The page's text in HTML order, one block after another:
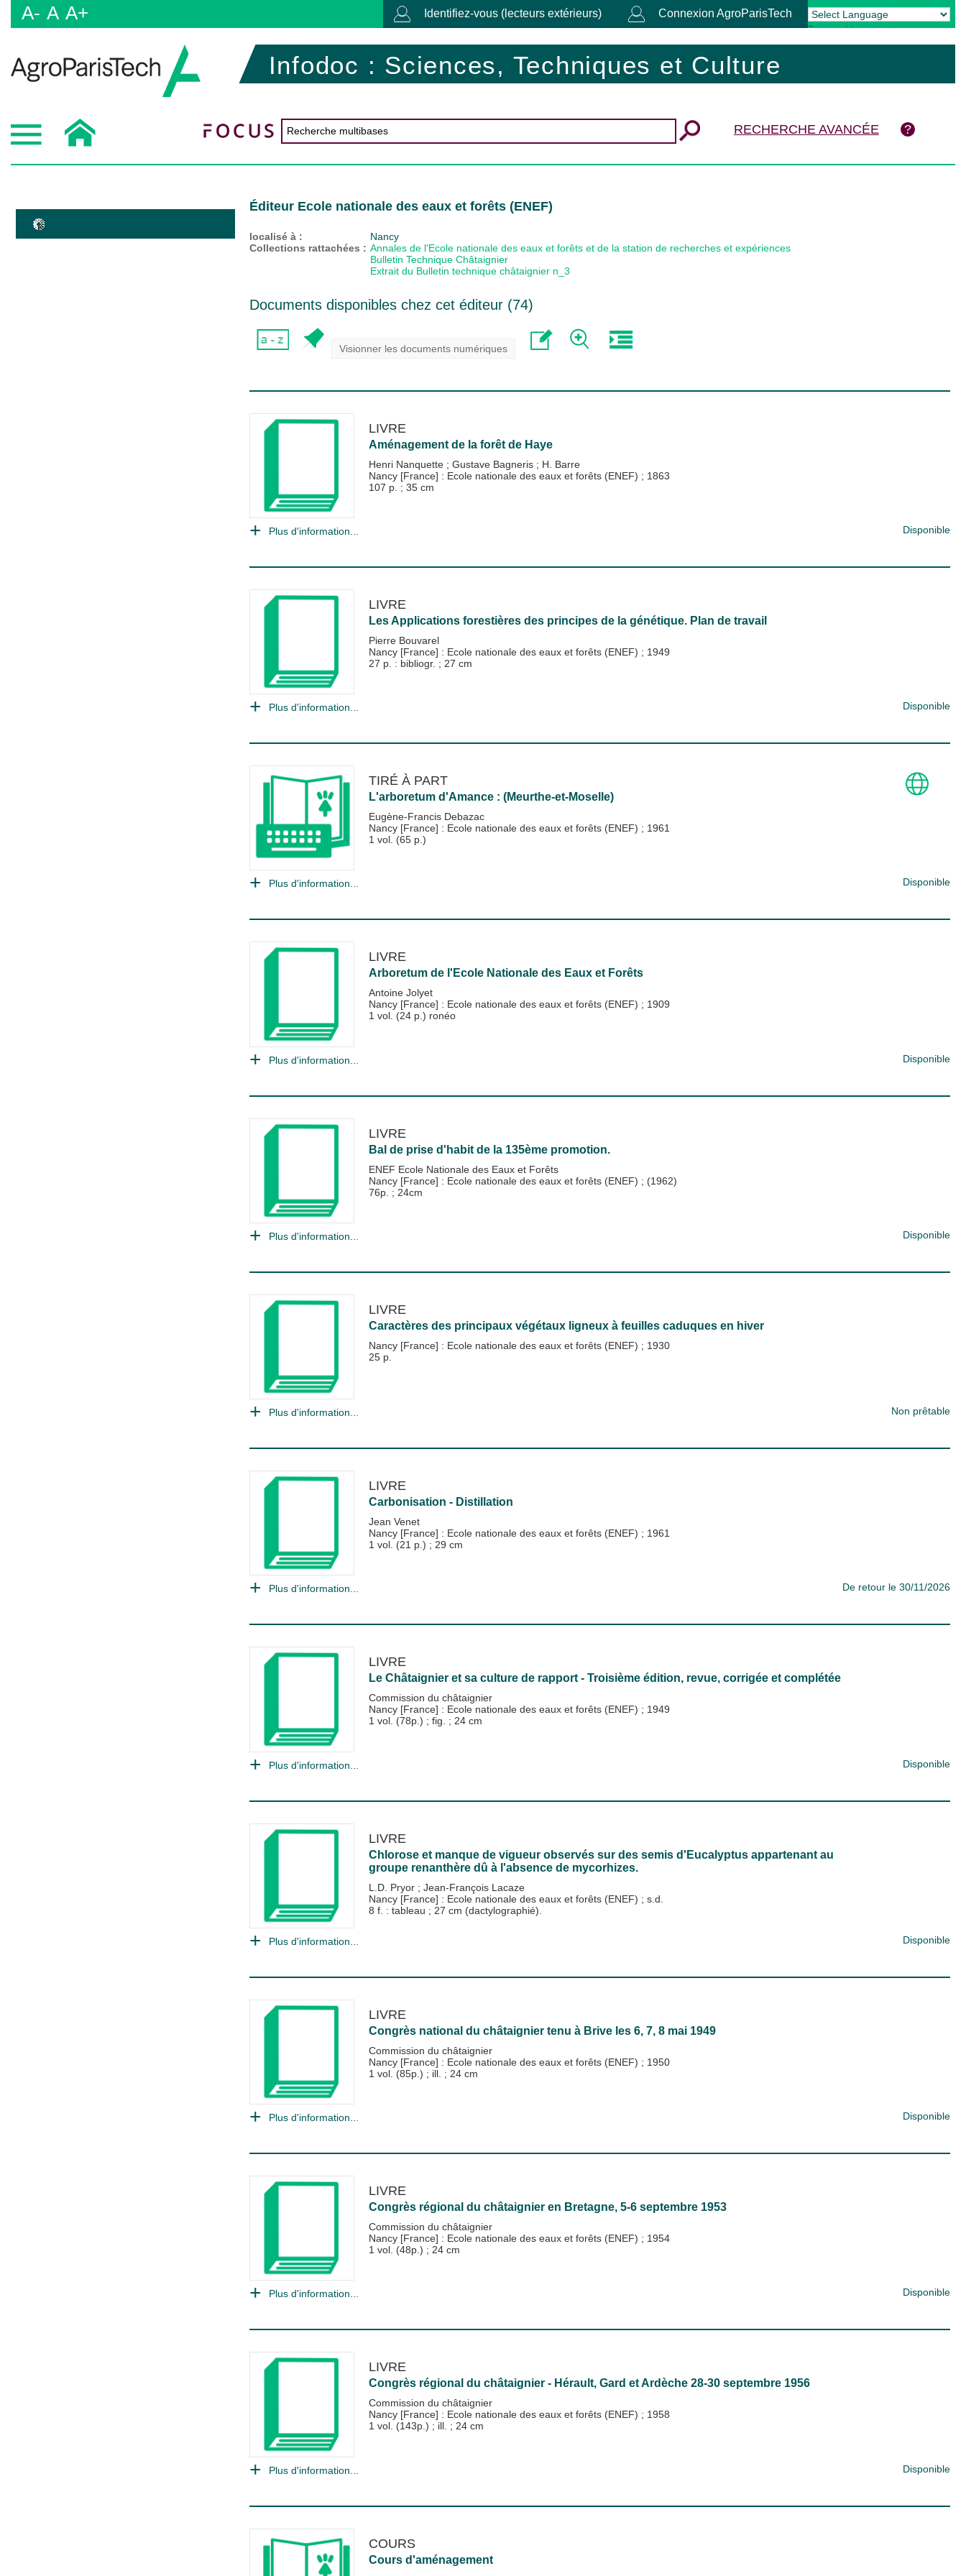
A- A A+ Identifiez-vous (lecteurs extérieurs) Connexion AgroParisTech
Powered by Translate
Infodoc : Sciences, Techniques et Culture
RECHERCHE AVANCÉE
Éditeur Ecole nationale des eaux et forêts (ENEF)
localisé à :
Nancy
Collections rattachées : Annales de l'Ecole nationale des eaux et forêts et de la station de recherches et expériences
Bulletin Technique Châtaignier
Extrait du Bulletin technique châtaignier n_3
Documents disponibles chez cet éditeur (74)
Visionner les documents numériques
LIVRE
Aménagement de la forêt de Haye
Henri Nanquette ; Gustave Bagneris ; H. Barre
Nancy [France] : Ecole nationale des eaux et forêts (ENEF) ; 1863
107 p. ; 35 cm
Plus d'information... Disponible
LIVRE
Les Applications forestières des principes de la génétique. Plan de travail
Pierre Bouvarel
Nancy [France] : Ecole nationale des eaux et forêts (ENEF) ; 1949
27 p. : bibliogr. ; 27 cm
Plus d'information... Disponible
TIRÉ À PART
L'arboretum d'Amance : (Meurthe-et-Moselle)
Eugène-Francis Debazac
Nancy [France] : Ecole nationale des eaux et forêts (ENEF) ; 1961
1 vol. (65 p.)
Plus d'information... Disponible
LIVRE
Arboretum de l'Ecole Nationale des Eaux et Forêts
Antoine Jolyet
Nancy [France] : Ecole nationale des eaux et forêts (ENEF) ; 1909
1 vol. (24 p.) ronéo
Plus d'information... Disponible
LIVRE
Bal de prise d'habit de la 135ème promotion.
ENEF Ecole Nationale des Eaux et Forêts
Nancy [France] : Ecole nationale des eaux et forêts (ENEF) ; (1962)
76p. ; 24cm
Plus d'information... Disponible
LIVRE
Caractères des principaux végétaux ligneux à feuilles caduques en hiver
Nancy [France] : Ecole nationale des eaux et forêts (ENEF) ; 1930
25 p.
Plus d'information... Non prêtable
LIVRE
Carbonisation - Distillation
Jean Venet
Nancy [France] : Ecole nationale des eaux et forêts (ENEF) ; 1961
1 vol. (21 p.) ; 29 cm
Plus d'information... De retour le 30/11/2026
LIVRE
Le Châtaignier et sa culture de rapport - Troisième édition, revue, corrigée et complétée
Commission du châtaignier
Nancy [France] : Ecole nationale des eaux et forêts (ENEF) ; 1949
1 vol. (78p.) ; fig. ; 24 cm
Plus d'information... Disponible
LIVRE
Chlorose et manque de vigueur observés sur des semis d'Eucalyptus appartenant au
groupe renanthère dû à l'absence de mycorhizes.
L.D. Pryor ; Jean-François Lacaze
Nancy [France] : Ecole nationale des eaux et forêts (ENEF) ; s.d.
8 f. : tableau ; 27 cm (dactylographié).
Plus d'information... Disponible
LIVRE
Congrès national du châtaignier tenu à Brive les 6, 7, 8 mai 1949
Commission du châtaignier
Nancy [France] : Ecole nationale des eaux et forêts (ENEF) ; 1950
1 vol. (85p.) ; ill. ; 24 cm
Plus d'information... Disponible
LIVRE
Congrès régional du châtaignier en Bretagne, 5-6 septembre 1953
Commission du châtaignier
Nancy [France] : Ecole nationale des eaux et forêts (ENEF) ; 1954
1 vol. (48p.) ; 24 cm
Plus d'information... Disponible
LIVRE
Congrès régional du châtaignier - Hérault, Gard et Ardèche 28-30 septembre 1956
Commission du châtaignier
Nancy [France] : Ecole nationale des eaux et forêts (ENEF) ; 1958
1 vol. (143p.) ; ill. ; 24 cm
Plus d'information... Disponible
COURS
Cours d'aménagement